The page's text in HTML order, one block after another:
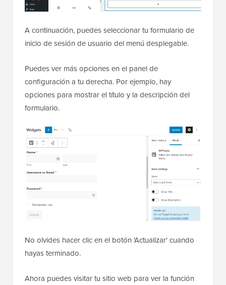
A continuación, puedes seleccionar tu formulario de
inicio de sesión de usuario del menú desplegable.
Puedes ver más opciones en el panel de
configuración a tu derecha. Por ejemplo, hay
opciones para mostrar el título y la descripción del
formulario.
No olvides hacer clic en el botón 'Actualizar' cuando
hayas terminado.
Ahora puedes visitar tu sitio web para ver la función